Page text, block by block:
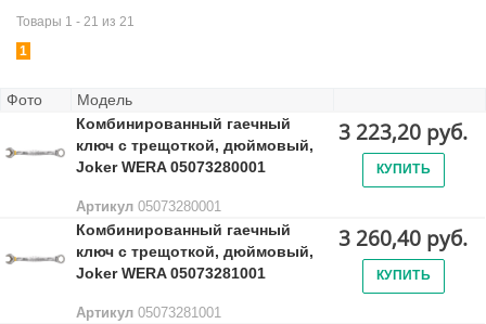
Товары 1 - 21 из 21
1
Фото
Модель
Комбинированный гаечный
ключ с трещоткой, дюймовый,
Joker WERA 05073280001
Артикул 05073280001
3 223,20 руб.
КУПИТЬ
Комбинированный гаечный
ключ с трещоткой, дюймовый,
Joker WERA 05073281001
Артикул 05073281001
3 260,40 руб.
КУПИТЬ